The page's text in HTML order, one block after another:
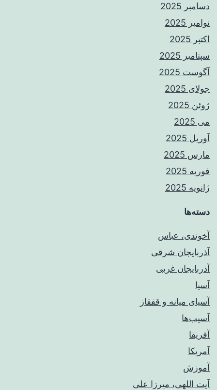
دسامبر 2025
نوامبر 2025
اکتبر 2025
سپتامبر 2025
آگوست 2025
جولای 2025
ژوئن 2025
می 2025
آوریل 2025
مارس 2025
فوریه 2025
ژانویه 2025
دسته‌ها
آخوندی، عباس
آذربایجان شرقی
آذربایجان غربی
آسیا
آسیای میانه و قفقاز
آسیب‌ها
آفریقا
آمریکا
آموزش
آیت اللهی، میرزا علی